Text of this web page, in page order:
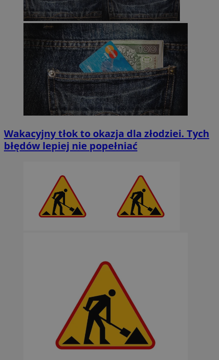
Wakacyjny tłok to okazja dla złodziei. Tych
błędów lepiej nie popełniać